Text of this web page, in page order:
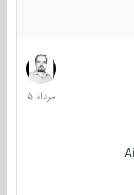
9
مرداد
1405